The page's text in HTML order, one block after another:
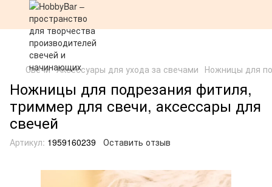
Свечи Аксессуары для ухода за свечами Ножницы для
Ножницы для подрезания фитиля,
триммер для свечи, аксессары для
свечей
Артикул: 1959160239 Оставить отзыв